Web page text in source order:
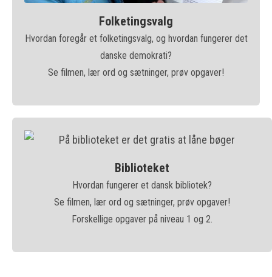
Folketingsvalg
Hvordan foregår et folketingsvalg, og hvordan fungerer det
danske demokrati?
Se filmen, lær ord og sætninger, prøv opgaver!
Biblioteket
Hvordan fungerer et dansk bibliotek?
Se filmen, lær ord og sætninger, prøv opgaver!
Forskellige opgaver på niveau 1 og 2.